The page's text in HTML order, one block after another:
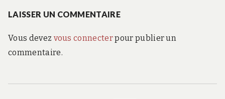
LAISSER UN COMMENTAIRE
Vous devez vous connecterpour publier un
commentaire.